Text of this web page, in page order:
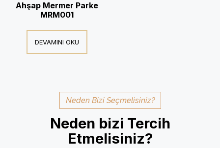
Ahşap Mermer Parke
MRM001
DEVAMINI OKU
Neden Bizi Seçmelisiniz?
Neden bizi Tercih
Etmelisiniz?